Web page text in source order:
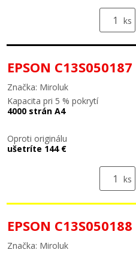
ks
EPSON C13S050187
Značka: Miroluk
Kapacita pri 5 % pokrytí
4000 strán A4
Oproti originálu
ušetríte 144 €
ks
EPSON C13S050188
Značka: Miroluk